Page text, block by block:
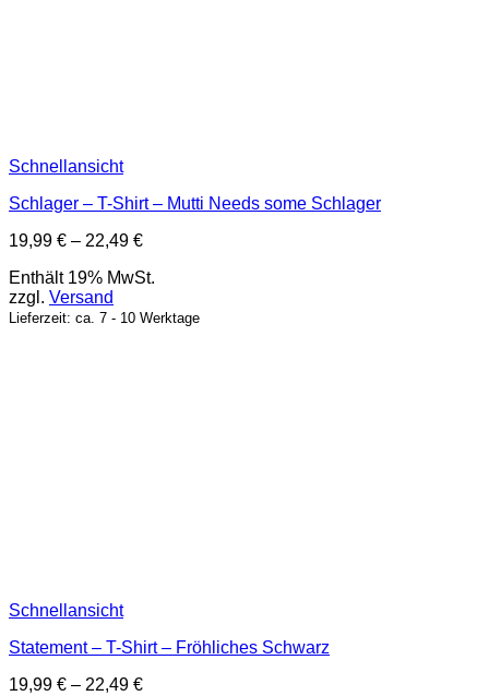
Schnellansicht
Schlager – T-Shirt – Mutti Needs some Schlager
19,99 € – 22,49 €Preisspanne:
bis
Enthält 19% MwSt.
zzgl. Versand
Lieferzeit: ca. 7 - 10 Werktage
Schnellansicht
Statement – T-Shirt – Fröhliches Schwarz
19,99 € – 22,49 €Preisspanne: